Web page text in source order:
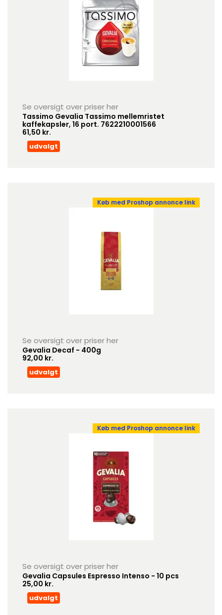
Se oversigt over priser her
Tassimo Gevalia Tassimo mellemristet
kaffekapsler, 16 port. 7622210001566
61,50 kr.
udvalgt
Køb med Proshop annonce link
Se oversigt over priser her
Gevalia Decaf - 400g
92,00 kr.
udvalgt
Køb med Proshop annonce link
Se oversigt over priser her
Gevalia Capsules Espresso Intenso - 10 pcs
25,00 kr.
udvalgt